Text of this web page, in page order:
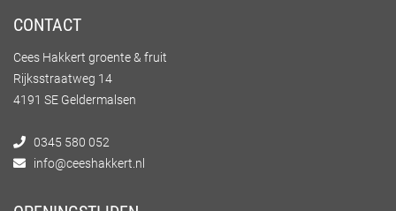
CONTACT
Cees Hakkert groente & fruit
Rijksstraatweg 14
4191 SE Geldermalsen
0345 580 052
info@ceeshakkert.nl